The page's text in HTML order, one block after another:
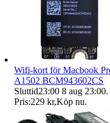
Wifi-kort för Macbook
A1502 BCM943602CS
Sluttid23:00 8 aug 23:00.
Pris:229 kr,Köp nu.